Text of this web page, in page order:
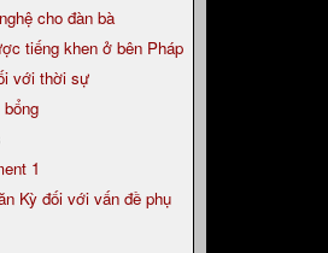
cho đàn bà
tiếng khen ở bên Pháp
với thời sự
1
Kỳ đối với vấn đề phụ